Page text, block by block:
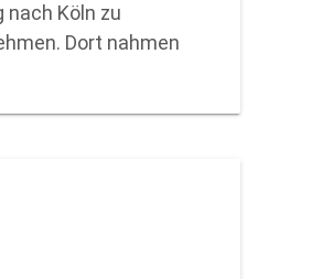
nach Köln zu
Dort nahmen